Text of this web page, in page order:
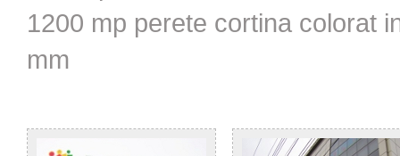
1200 mp perete cortina colorat
mm